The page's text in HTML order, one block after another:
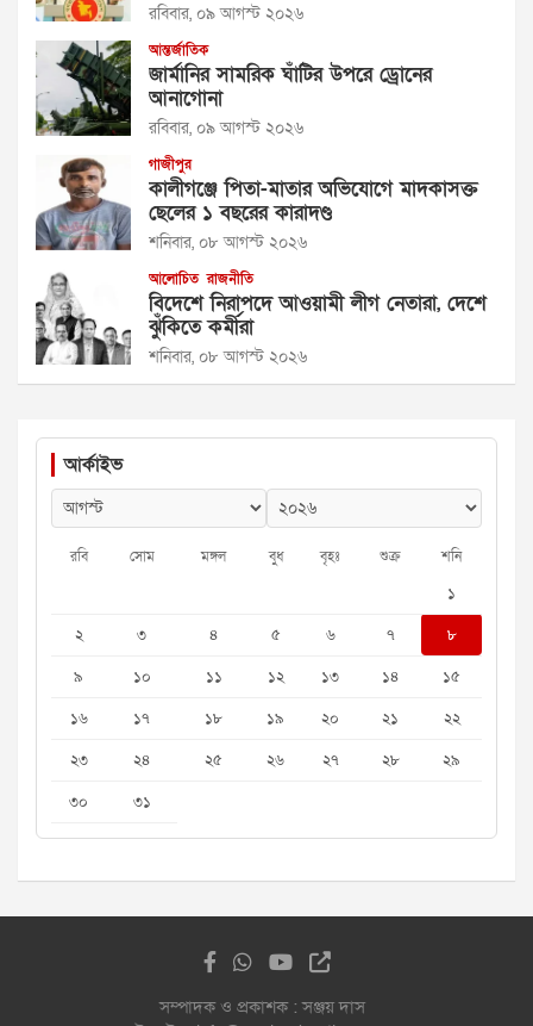
রবিবার, ০৯ আগস্ট ২০২৬
আন্তর্জাতিক
জার্মানির সামরিক ঘাঁটির উপরে ড্রোনের
আনাগোনা
রবিবার, ০৯ আগস্ট ২০২৬
গাজীপুর
কালীগঞ্জে পিতা-মাতার অভিযোগে মাদকাসক্ত
ছেলের ১ বছরের কারাদণ্ড
শনিবার, ০৮ আগস্ট ২০২৬
আলোচিত রাজনীতি
বিদেশে নিরাপদে আওয়ামী লীগ নেতারা, দেশে
ঝুঁকিতে কর্মীরা
শনিবার, ০৮ আগস্ট ২০২৬
আর্কাইভ
রবি সোম মঙ্গল বুধ বৃহঃ শুক্র শনি
১
২
৩ ৪ ৫ ৬ ৭
৮
৯
১০ ১১ ১২ ১৩ ১৪
১৫
১৬
১৭ ১৮ ১৯ ২০ ২১
২২
২৩
২৪ ২৫ ২৬ ২৭ ২৮
২৯
৩০
৩১
সম্পাদক ও প্রকাশক : সঞ্জয় দাস